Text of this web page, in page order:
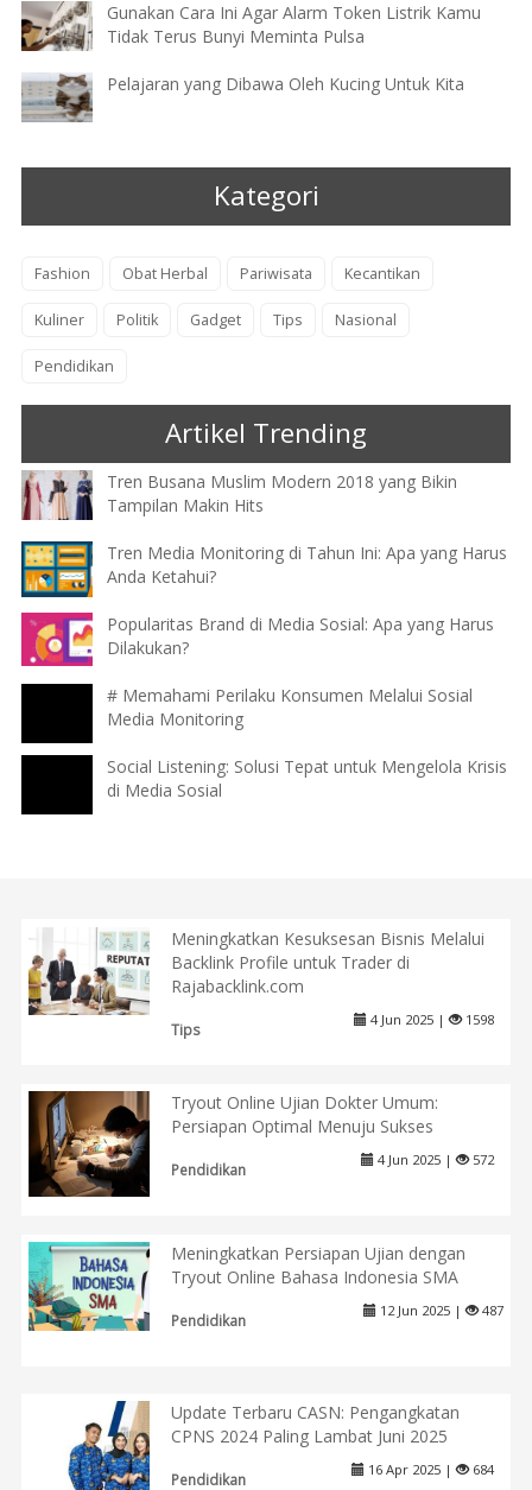
Gunakan Cara Ini Agar Alarm Token Listrik Kamu
Tidak Terus Bunyi Meminta Pulsa
Pelajaran yang Dibawa Oleh Kucing Untuk Kita
Kategori
Fashion Obat Herbal Pariwisata Kecantikan
Kuliner Politik Gadget Tips Nasional
Pendidikan
Artikel Trending
Tren Busana Muslim Modern 2018 yang Bikin
Tampilan Makin Hits
Tren Media Monitoring di Tahun Ini: Apa yang Harus
Anda Ketahui?
Popularitas Brand di Media Sosial: Apa yang Harus
Dilakukan?
# Memahami Perilaku Konsumen Melalui Sosial
Media Monitoring
Social Listening: Solusi Tepat untuk Mengelola Krisis
di Media Sosial
Meningkatkan Kesuksesan Bisnis Melalui
Backlink Profile untuk Trader di
Rajabacklink.com
Tips
4 Jun 2025 | 1598
Tryout Online Ujian Dokter Umum:
Persiapan Optimal Menuju Sukses
Pendidikan
4 Jun 2025 | 572
Meningkatkan Persiapan Ujian dengan
Tryout Online Bahasa Indonesia SMA
Pendidikan
12 Jun 2025 | 487
Update Terbaru CASN: Pengangkatan
CPNS 2024 Paling Lambat Juni 2025
Pendidikan
16 Apr 2025 | 684